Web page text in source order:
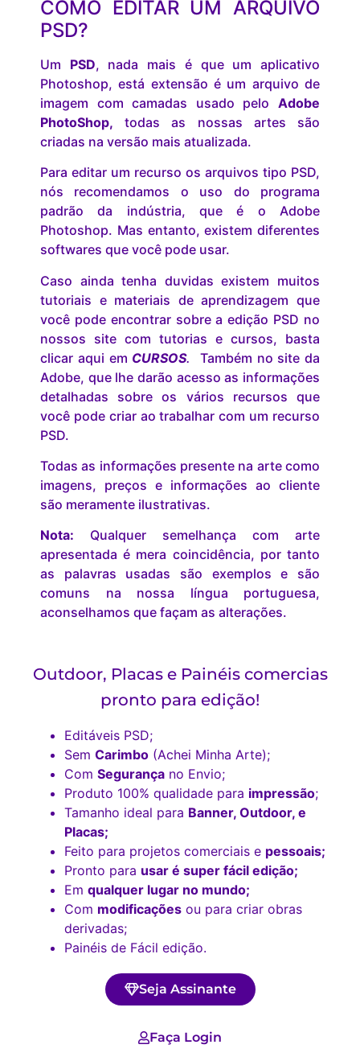
COMO EDITAR UM ARQUIVO
PSD?
Um PSD, nada mais é que um aplicativo
Photoshop, está extensão é um arquivo de
imagem com camadas usado pelo Adobe
PhotoShop, todas as nossas artes são
criadas na versão mais atualizada.
Para editar um recurso os arquivos tipo PSD,
nós recomendamos o uso do programa
padrão da indústria, que é o Adobe
Photoshop. Mas entanto, existem diferentes
softwares que você pode usar.
Caso ainda tenha duvidas existem muitos
tutoriais e materiais de aprendizagem que
você pode encontrar sobre a edição PSD no
nossos site com tutorias e cursos, basta
clicar aqui em CURSOS.
Também no site da
Adobe, que lhe darão acesso as informações
detalhadas sobre os vários recursos que
você pode criar ao trabalhar com um recurso
PSD.
Todas as informações presente na arte como
imagens, preços e informações ao cliente
são meramente ilustrativas.
Nota: Qualquer semelhança com arte
apresentada é mera coincidência, por tanto
as palavras usadas são exemplos e são
comuns na nossa língua portuguesa,
aconselhamos que façam as alterações.
Outdoor, Placas e Painéis comercias
pronto para edição!
Editáveis PSD;
Sem Carimbo (Achei Minha Arte);
Com Segurança no Envio;
Produto 100% qualidade para impressão;
Tamanho ideal para Banner, Outdoor, e
Placas;
Feito para projetos comerciais e pessoais;
Pronto para usar é super fácil edição;
Em qualquer lugar no mundo;
Com modificações ou para criar obras
derivadas;
Painéis de Fácil edição.
Seja Assinante
Faça Login